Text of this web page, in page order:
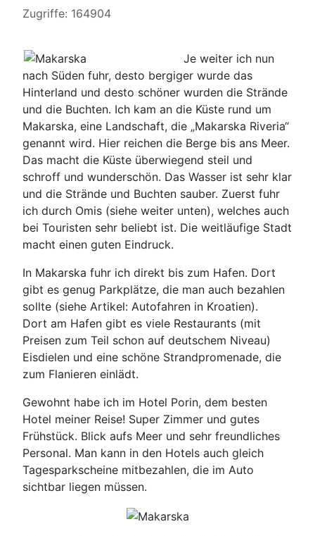
Details
Zugriffe: 164904
Je weiter ich nun
nach Süden fuhr, desto bergiger wurde das
Hinterland und desto schöner wurden die Strände
und die Buchten. Ich kam an die Küste rund um
Makarska, eine Landschaft, die „Makarska Riveria“
genannt wird. Hier reichen die Berge bis ans Meer.
Das macht die Küste überwiegend steil und
schroff und wunderschön. Das Wasser ist sehr klar
und die Strände und Buchten sauber. Zuerst fuhr
ich durch Omis (siehe weiter unten), welches auch
bei Touristen sehr beliebt ist. Die weitläufige Stadt
macht einen guten Eindruck.
In Makarska fuhr ich direkt bis zum Hafen. Dort
gibt es genug Parkplätze, die man auch bezahlen
sollte (siehe Artikel: Autofahren in Kroatien).
Dort am Hafen gibt es viele Restaurants (mit
Preisen zum Teil schon auf deutschem Niveau)
Eisdielen und eine schöne Strandpromenade, die
zum Flanieren einlädt.
Gewohnt habe ich im Hotel Porin, dem besten
Hotel meiner Reise! Super Zimmer und gutes
Frühstück. Blick aufs Meer und sehr freundliches
Personal. Man kann in den Hotels auch gleich
Tagesparkscheine mitbezahlen, die im Auto
sichtbar liegen müssen.